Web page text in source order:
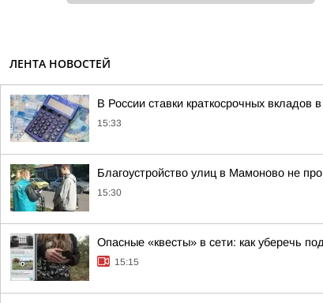
ЛЕНТА НОВОСТЕЙ
В России ставки краткосрочных вкладов
15:33
Благоустройство улиц в Мамоново не
15:30
Опасные «квесты» в сети: как уберечь
15:15